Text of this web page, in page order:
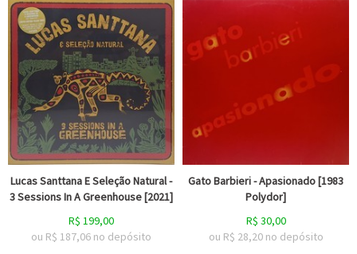
Lucas Santtana E Seleção Natural -
3 Sessions In A Greenhouse [2021]
R$ 199,00
ou R$ 187,06 no depósito
Gato Barbieri - Apasionado [1983
Polydor]
R$ 30,00
ou R$ 28,20 no depósito